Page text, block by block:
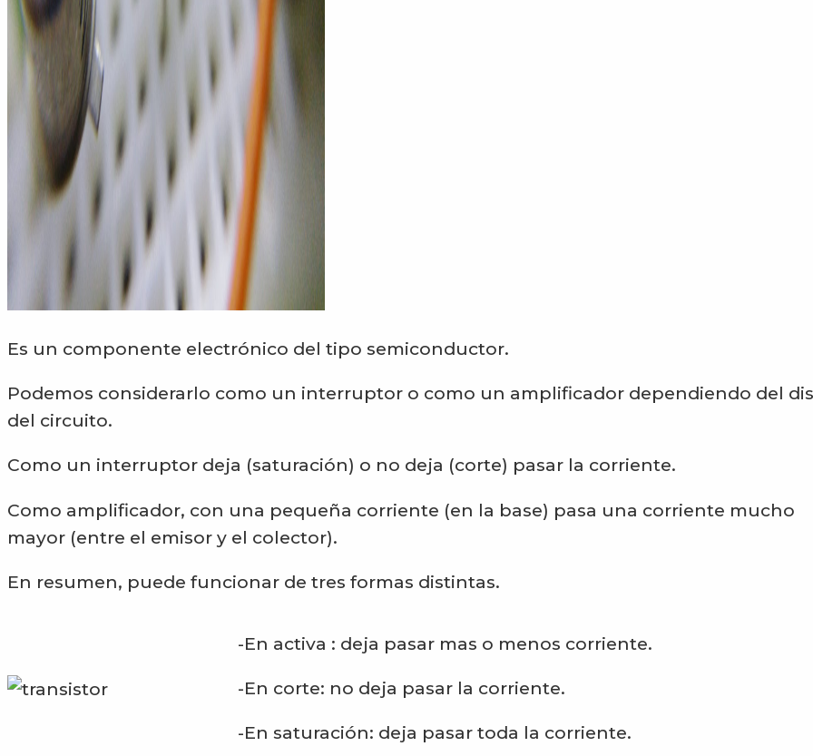
Es un componente electrónico del tipo semiconductor.
Podemos considerarlo como un interruptor o como un amplificador dependiendo del
del circuito.
Como un interruptor deja (saturación) o no deja (corte) pasar la corriente.
Como amplificador, con una pequeña corriente (en la base) pasa una corriente mucho
mayor (entre el emisor y el colector).
En resumen, puede funcionar de tres formas distintas.
-En activa : deja pasar mas o menos corriente.
-En corte: no deja pasar la corriente.
-En saturación: deja pasar toda la corriente.